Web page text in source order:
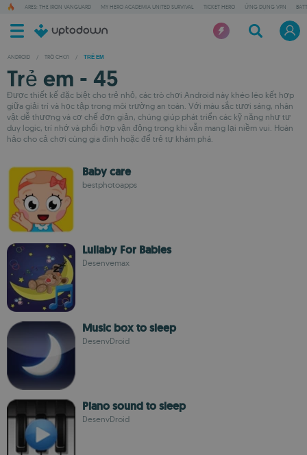
ARES: THE IRON VANGUARD MY HERO ACADEMIA UNITED SURVIVAL TICKET HERO ỨNG DỤNG VPN
ANDROID / TRÒ CHƠI / TRẺ EM
Trẻ em - 45
Được thiết kế đặc biệt cho trẻ nhỏ, các trò chơi Android này khéo léo kết hợp
giữa giải trí và học tập trong môi trường an toàn. Với màu sắc tươi sáng, nhân
vật dễ thương và cơ chế đơn giản, chúng giúp phát triển các kỹ năng như tư
duy logic, trí nhớ và phối hợp vận động trong khi vẫn mang lại niềm vui. Hoàn
hảo cho cả chơi cùng gia đình hoặc để trẻ tự khám phá.
Baby care
bestphotoapps
Lullaby For Babies
Desenvemax
Music box to sleep
DesenvDroid
Piano sound to sleep
DesenvDroid